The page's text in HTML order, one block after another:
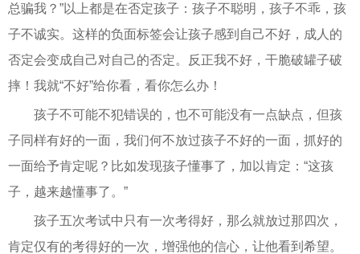
总骗我？”以上都是在否定孩子：孩子不聪明，孩子不乖，孩
子不诚实。这样的负面标签会让孩子感到自己不好，成人的
否定会变成自己对自己的否定。反正我不好，干脆破罐子破
摔！我就“不好”给你看，看你怎么办！
孩子不可能不犯错误的，也不可能没有一点缺点，但孩
子同样有好的一面，我们何不放过孩子不好的一面，抓好的
一面给予肯定呢？比如发现孩子懂事了，加以肯定：“这孩
子，越来越懂事了。”
孩子五次考试中只有一次考得好，那么就放过那四次，
肯定仅有的考得好的一次，增强他的信心，让他看到希望。